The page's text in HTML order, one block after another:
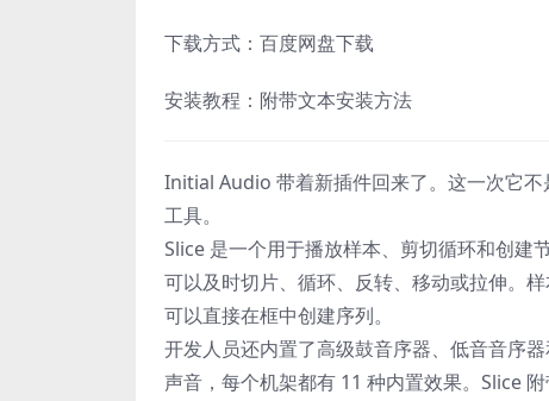
下载方式：百度网盘下载
安装教程：附带文本安装方法
Initial Audio 带着新插件回来了。这一次它
工具。
Slice 是一个用于播放样本、剪切循环和创建
可以及时切片、循环、反转、移动或拉伸。
可以直接在框中创建序列。
开发人员还内置了高级鼓音序器、低音音序
声音，每个机架都有 11 种内置效果。Slice